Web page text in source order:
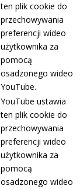
ten plik cookie do
przechowywania
preferencji wideo
użytkownika za
pomocą
osadzonego wideo
YouTube.
YouTube ustawia
ten plik cookie do
przechowywania
preferencji wideo
użytkownika za
pomocą
osadzonego wideo